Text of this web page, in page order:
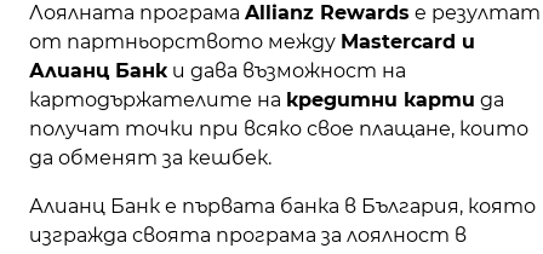
Лоялната програма Allianz Rewards e резултат
от партньорството между Mastercard и
Алианц Банк и дава възможност на
картодържателите на кредитни карти да
получат точки при всякo свое плащане, които
да обменят за кешбек.
Алианц Банк е първата банка в България, която
изгражда своята програма за лоялност в